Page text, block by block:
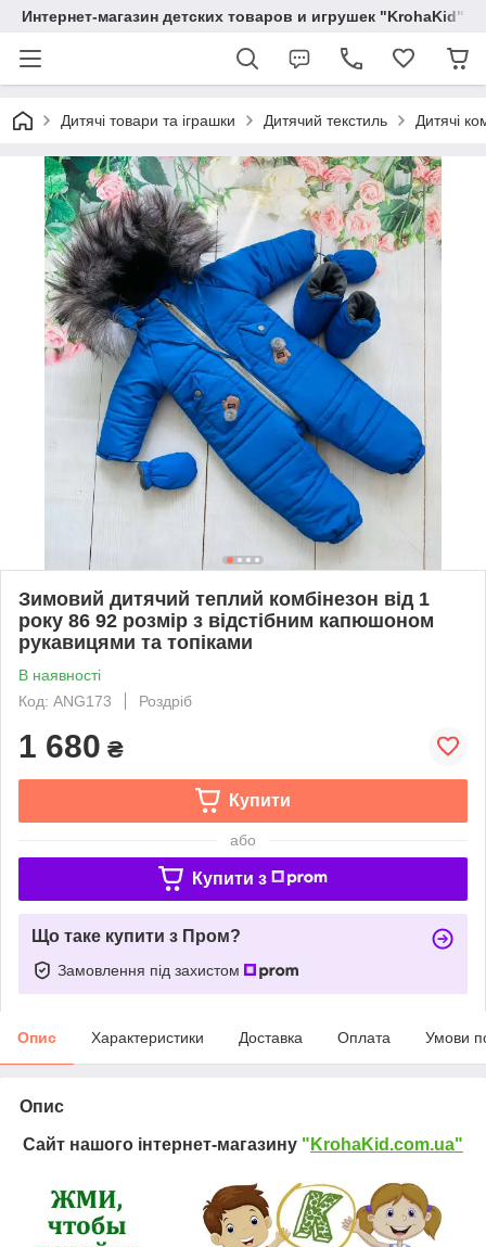
Интернет-магазин детских товаров и игрушек "KrohaKid"
Дитячі товари та іграшки Дитячий текстиль Дитячі
Зимовий дитячий теплий комбінезон від 1
року 86 92 розмір з відстібним капюшоном
рукавицями та топіками
В наявності
Код: ANG173
Роздріб
1 680 ₴
Купити
або
Купити з
Що таке купити з Пром?
Замовлення під захистом
Опис Характеристики Доставка Оплата Умови
Опис
Сайт нашого інтернет-магазину " KrohaKid.com.ua"